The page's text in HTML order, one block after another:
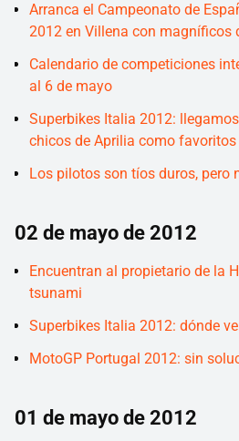
Arranca el Campeonato de
2012 en Villena con magníficos
Calendario de competiciones
al 6 de mayo
Superbikes Italia 2012:
chicos de Aprilia como favoritos
Los pilotos son tíos duros, pero
02 de mayo de 2012
Encuentran al propietario de la
tsunami
Superbikes Italia 2012: dónde
MotoGP Portugal 2012: sin
01 de mayo de 2012